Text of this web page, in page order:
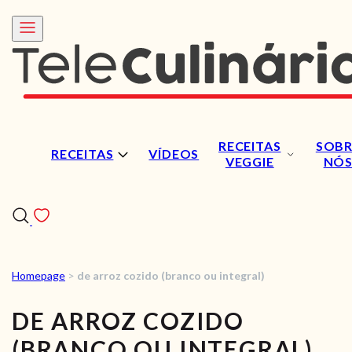
RECEITAS VÍDEOS
RECEITAS
VEGGIE
NÓS
RECEITAS
VÍDEOS
Homepage > de arroz cozido (branco ou integral)
DE ARROZ COZIDO